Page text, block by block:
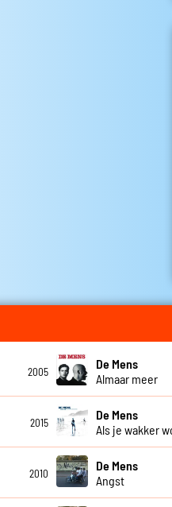
2005
De Mens
Almaar meer
2015
De Mens
Als je wakker
2010
De Mens
Angst